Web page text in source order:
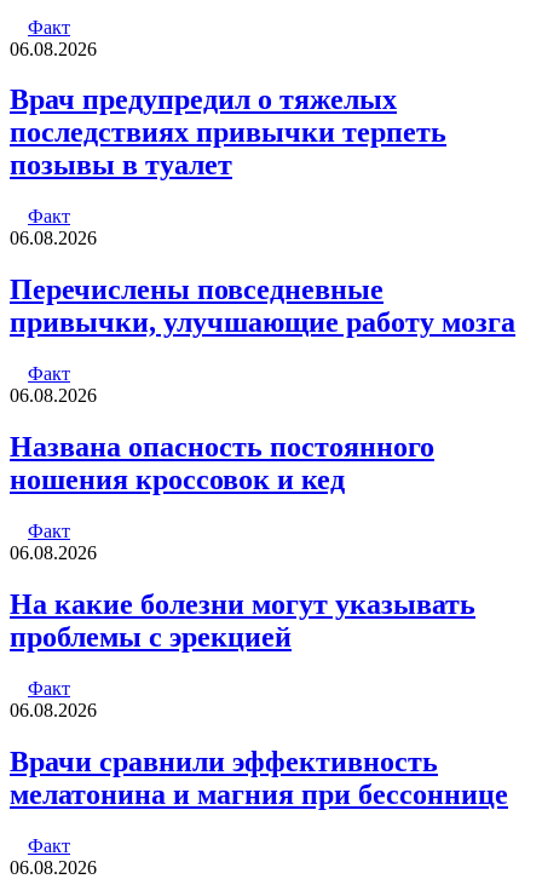
Факт
06.08.2026
Врач предупредил о тяжелых
последствиях привычки терпеть
позывы в туалет
Факт
06.08.2026
Перечислены повседневные
привычки, улучшающие работу мозга
Факт
06.08.2026
Названа опасность постоянного
ношения кроссовок и кед
Факт
06.08.2026
На какие болезни могут указывать
проблемы с эрекцией
Факт
06.08.2026
Врачи сравнили эффективность
мелатонина и магния при бессоннице
Факт
06.08.2026